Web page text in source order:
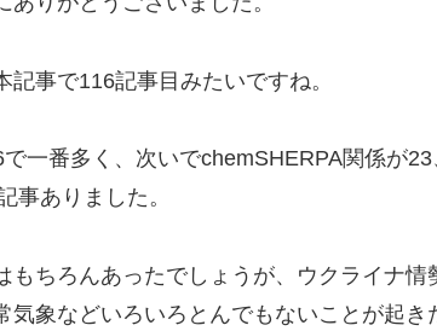
事で116記事目みたいですね。
一番多く、次いでchemSHERPA関係が
事ありました。
ちろんあったでしょうが、ウクライナ情
気象などいろいろとんでもないことが起き